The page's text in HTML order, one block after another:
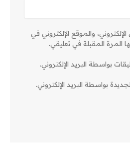
والموقع الإلكتروني في
المرة المقبلة في تعليقي.
بواسطة البريد الإلكتروني.
بواسطة البريد الإلكتروني.